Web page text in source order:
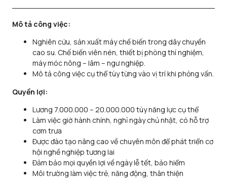
Mô tả công việc:
Nghiên cứu, sản xuất máy chế biến trong dây chuyền
cao su. Chế biến viên nén, thiết bị phòng thí nghiệm,
máy móc nông – lâm – ngư nghiệp.
Mô tả công việc cụ thể tùy từng vào vị trí khi phỏng vấn.
Quyền lợi:
Lương 7.000.000 – 20.000.000 tùy năng lực cụ thể
Làm việc giờ hành chính, nghỉ ngày chủ nhật, có hỗ trợ
cơm trưa
Được đào tạo nâng cao về chuyên môn để phát triển cơ
hội nghề nghiệp tương lai
Đảm bảo mọi quyền lợi về ngày lễ tết, bảo hiểm
Môi trường làm việc trẻ, năng động, thân thiện